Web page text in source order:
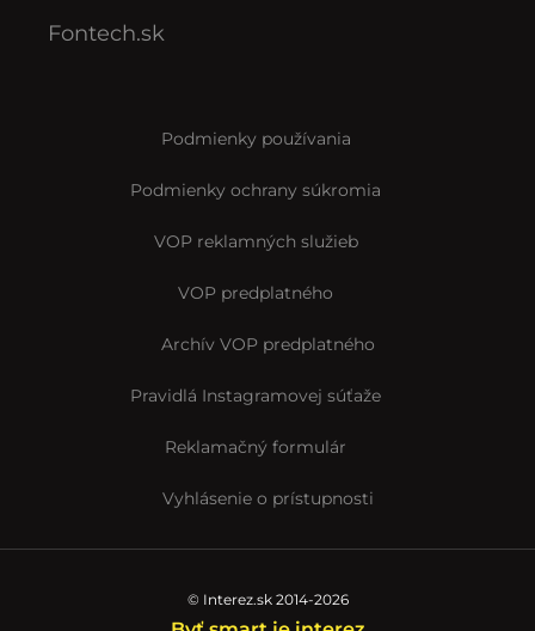
Fontech.sk
Podmienky používania
Podmienky ochrany súkromia
VOP reklamných služieb
VOP predplatného
Archív VOP predplatného
Pravidlá Instagramovej súťaže
Reklamačný formulár
Vyhlásenie o prístupnosti
© Interez.sk 2014-2026